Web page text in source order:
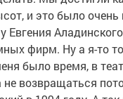
и это было очень
Евгения
фирм. Ну а я-то
было время, в
возвращаться